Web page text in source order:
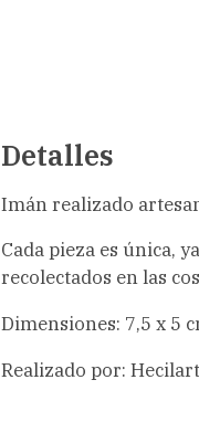
Detalles
Imán realizado
Cada pieza es única,
recolectados en las
Dimensiones: 7,5 x 5
Realizado por: